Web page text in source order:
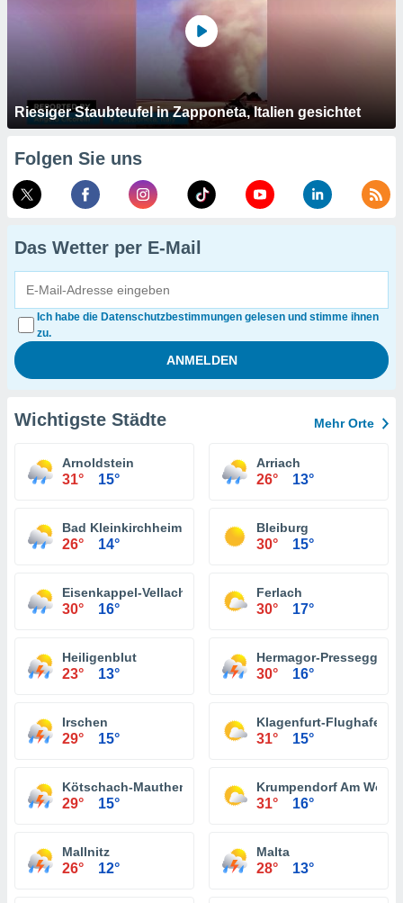
Riesiger Staubteufel in Zapponeta, Italien gesichtet
Folgen Sie uns
Das Wetter per E-Mail
Ich habe die Datenschutzbestimmungen gelesen und stimme ihnen
zu.
Wichtigste Städte Mehr Orte
Arnoldstein
31° 15°
Arriach
26° 13°
Bad Kleinkirchheim
26° 14°
Bleiburg
30° 15°
Eisenkappel-Vellach
30° 16°
Ferlach
30° 17°
Heiligenblut
23° 13°
Hermagor-Pressegger
30° 16°
Irschen
29° 15°
Klagenfurt-Flughafen
31° 15°
Kötschach-Mauthen
29° 15°
Krumpendorf Am
31° 16°
Mallnitz
26° 12°
Malta
28° 13°